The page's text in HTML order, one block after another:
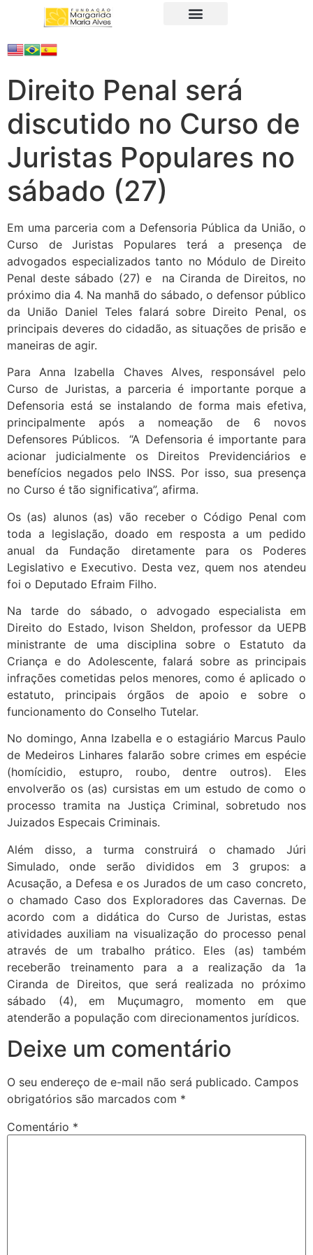
Direito Penal será
discutido no Curso de
Juristas Populares no
sábado (27)
Em uma parceria com a Defensoria Pública da União, o
Curso de Juristas Populares terá a presença de
advogados especializados tanto no Módulo de Direito
Penal deste sábado (27) e na Ciranda de Direitos, no
próximo dia 4. Na manhã do sábado, o defensor público
da União Daniel Teles falará sobre Direito Penal, os
principais deveres do cidadão, as situações de prisão e
maneiras de agir.
Para Anna Izabella Chaves Alves, responsável pelo
Curso de Juristas, a parceria é importante porque a
Defensoria está se instalando de forma mais efetiva,
principalmente após a nomeação de 6 novos
Defensores Públicos. “A Defensoria é importante para
acionar judicialmente os Direitos Previdenciários e
benefícios negados pelo INSS. Por isso, sua presença
no Curso é tão significativa”, afirma.
Os (as) alunos (as) vão receber o Código Penal com
toda a legislação, doado em resposta a um pedido
anual da Fundação diretamente para os Poderes
Legislativo e Executivo. Desta vez, quem nos atendeu
foi o Deputado Efraim Filho.
Na tarde do sábado, o advogado especialista em
Direito do Estado, Ivison Sheldon, professor da UEPB
ministrante de uma disciplina sobre o Estatuto da
Criança e do Adolescente, falará sobre as principais
infrações cometidas pelos menores, como é aplicado o
estatuto, principais órgãos de apoio e sobre o
funcionamento do Conselho Tutelar.
No domingo, Anna Izabella e o estagiário Marcus Paulo
de Medeiros Linhares falarão sobre crimes em espécie
(homícidio, estupro, roubo, dentre outros). Eles
envolverão os (as) cursistas em um estudo de como o
processo tramita na Justiça Criminal, sobretudo nos
Juizados Especais Criminais.
Além disso, a turma construirá o chamado Júri
Simulado, onde serão divididos em 3 grupos: a
Acusação, a Defesa e os Jurados de um caso concreto,
o chamado Caso dos Exploradores das Cavernas. De
acordo com a didática do Curso de Juristas, estas
atividades auxiliam na visualização do processo penal
através de um trabalho prático. Eles (as) também
receberão treinamento para a a realização da 1a
Ciranda de Direitos, que será realizada no próximo
sábado (4), em Muçumagro, momento em que
atenderão a população com direcionamentos jurídicos.
Deixe um comentário
O seu endereço de e-mail não será publicado. Campos
obrigatórios são marcados com *
Comentário *